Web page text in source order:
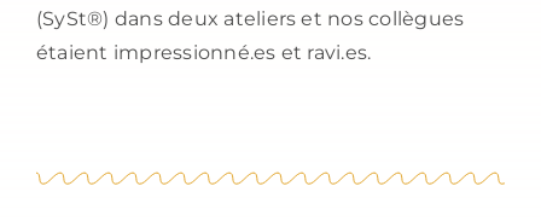
(SySt®) dans deux ateliers et nos collègues
étaient impressionné.es et ravi.es.